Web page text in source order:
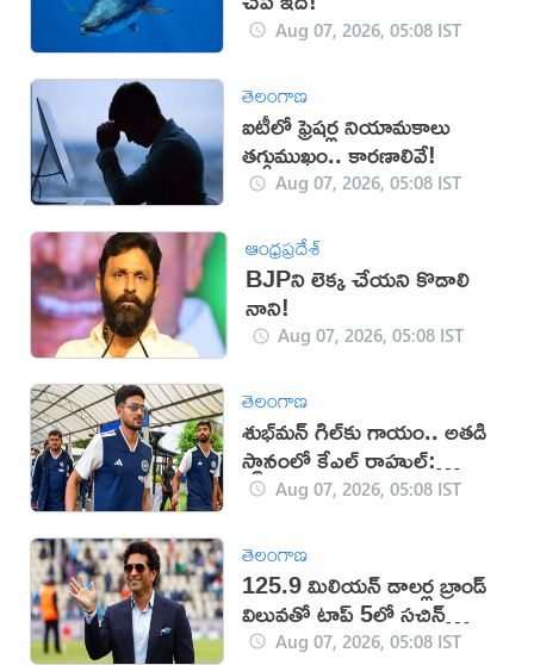
Aug 07, 2026, 05:08 IST
తెలంగాణ
ఐటీలో ఫ్రెషర్ల నియామకాలు
తగ్గుముఖం.. కారణాలివే!
Aug 07, 2026, 05:08 IST
ఆంధ్రప్రదేశ్
BJPని లెక్క చేయని కొడాలి
నాని!
Aug 07, 2026, 05:08 IST
తెలంగాణ
శుభ్‌మన్‌ గిల్‌కు గాయం.. అతడి
స్థానంలో కేఎల్ రాహుల్:
బీసీసీఐAug 07, 2026, 05:08 IST
తెలంగాణ
125.9 మిలియన్ డాలర్ల బ్రాండ్
విలువతో టాప్ 5లో సచిన్
టెండూల్కర్
Aug 07, 2026, 05:08 IST